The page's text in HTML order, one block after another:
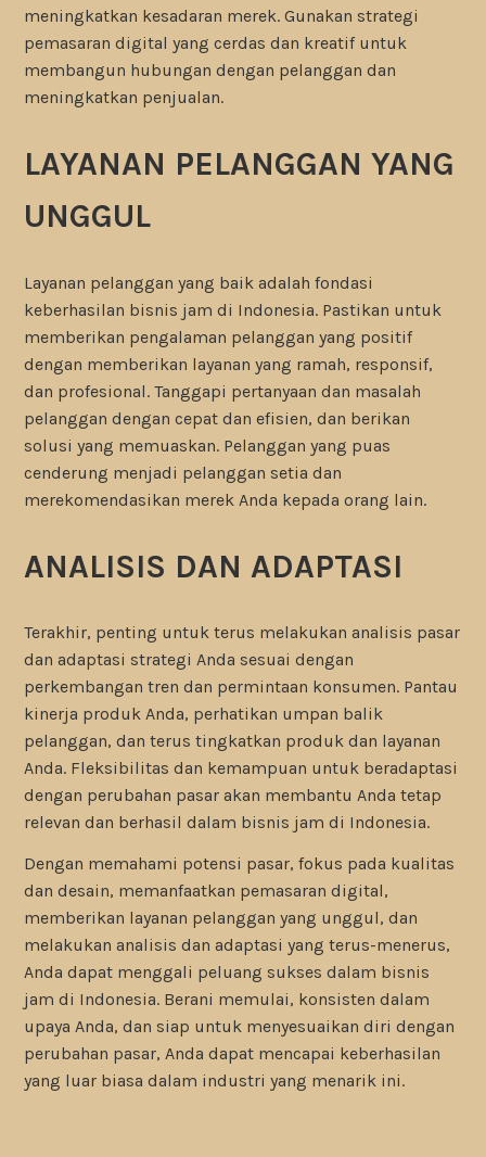
meningkatkan kesadaran merek. Gunakan strategi
pemasaran digital yang cerdas dan kreatif untuk
membangun hubungan dengan pelanggan dan
meningkatkan penjualan.
LAYANAN PELANGGAN YANG
UNGGUL
Layanan pelanggan yang baik adalah fondasi
keberhasilan bisnis jam di Indonesia. Pastikan untuk
memberikan pengalaman pelanggan yang positif
dengan memberikan layanan yang ramah, responsif,
dan profesional. Tanggapi pertanyaan dan masalah
pelanggan dengan cepat dan efisien, dan berikan
solusi yang memuaskan. Pelanggan yang puas
cenderung menjadi pelanggan setia dan
merekomendasikan merek Anda kepada orang lain.
ANALISIS DAN ADAPTASI
Terakhir, penting untuk terus melakukan analisis pasar
dan adaptasi strategi Anda sesuai dengan
perkembangan tren dan permintaan konsumen. Pantau
kinerja produk Anda, perhatikan umpan balik
pelanggan, dan terus tingkatkan produk dan layanan
Anda. Fleksibilitas dan kemampuan untuk beradaptasi
dengan perubahan pasar akan membantu Anda tetap
relevan dan berhasil dalam bisnis jam di Indonesia.
Dengan memahami potensi pasar, fokus pada kualitas
dan desain, memanfaatkan pemasaran digital,
memberikan layanan pelanggan yang unggul, dan
melakukan analisis dan adaptasi yang terus-menerus,
Anda dapat menggali peluang sukses dalam bisnis
jam di Indonesia. Berani memulai, konsisten dalam
upaya Anda, dan siap untuk menyesuaikan diri dengan
perubahan pasar, Anda dapat mencapai keberhasilan
yang luar biasa dalam industri yang menarik ini.